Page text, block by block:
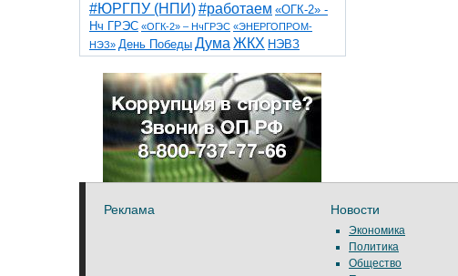
#ЮРГПУ (НПИ)#работаем «ОГК-2» -
Нч ГРЭС «ОГК-2» – НчГРЭС «ЭНЕРГОПРОМ-
НЭЗ» День Победы Дума ЖКХ НЭВЗ
НчГРЭС ТНТ
благоустройствоветераны выборы
детидороги казаки коррупция космос
общественная палата парк пожар роща
спорт театр транспорт художники
Реклама Новости
Экономика
Политика
Общество